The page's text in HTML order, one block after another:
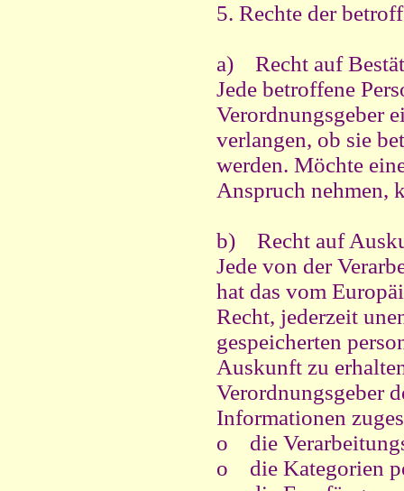
5. Rechte der
a) Recht auf
Jede betroffene
Verordnungsgeber
verlangen, ob sie
werden. Möchte
Anspruch nehmen,
b) Recht auf
Jede von der
hat das vom
Recht, jederzeit
gespeicherten
Auskunft zu
Verordnungsgeber
Informationen
o
die
o
die Kategorien